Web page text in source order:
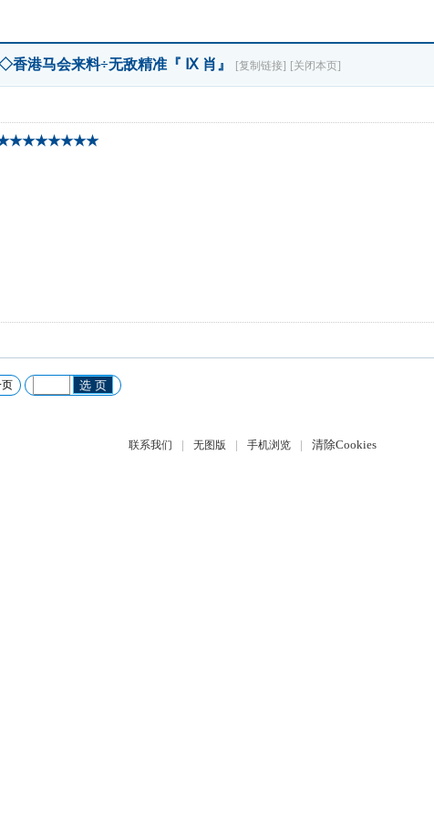
港马会来料÷无敌精准『 Ⅸ 肖』 [复制链接] [关闭本页]
页 选 页
联系我们 | 无图版 | 手机浏览 | 清除Cookies